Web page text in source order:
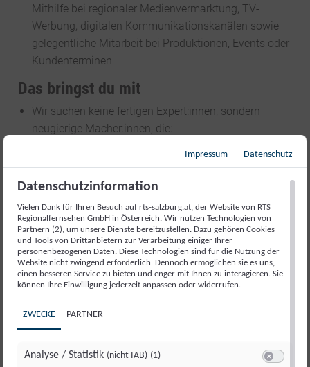
Mithilfe bei regionaler Medienvermarktung, TV-
Werbung, digitalen Kommunikationskanälen sowie
gelegentliche Mitarbeit bei Produktionen, Events oder
Kundenterminen
Das bringst du mit
Wir suchen keine fertigen Expert:innen, sondern
neugierige Macher:innen, die:
und an serviceorientierter Kommunikation
Medien begeistern.Interesse daran, wie
vermarktet werden
Praktisch denken. Sicherer Umgang mit PC, E-Mail
und Office-Anwendungen sind ein Plus, aber kein
Muss
Verantwortung übernehmen.Zuverlässigkeit,
lösungsorientierte Arbeitsweise
Zusammenarbeit sind bei uns genauso wichtig
Impressum Datenschutz
Datenschutzinformation
Vielen Dank für Ihren Besuch auf rts-salzburg.at, der Website von RTS
Regionalfernsehen GmbH in Österreich. Wir nutzen Technologien von
Partnern (2), um unsere Dienste bereitzustellen. Dazu gehören Cookies
und Tools von Drittanbietern zur Verarbeitung einiger Ihrer
personenbezogenen Daten. Diese Technologien sind für die Nutzung der
Website nicht zwingend erforderlich. Dennoch ermöglichen sie es uns,
einen besseren Service zu bieten und enger mit Ihnen zu interagieren. Sie
können Ihre Einwilligung jederzeit anpassen oder widerrufen.
ZWECKE PARTNER
Analyse / Statistik (nicht IAB) (1)